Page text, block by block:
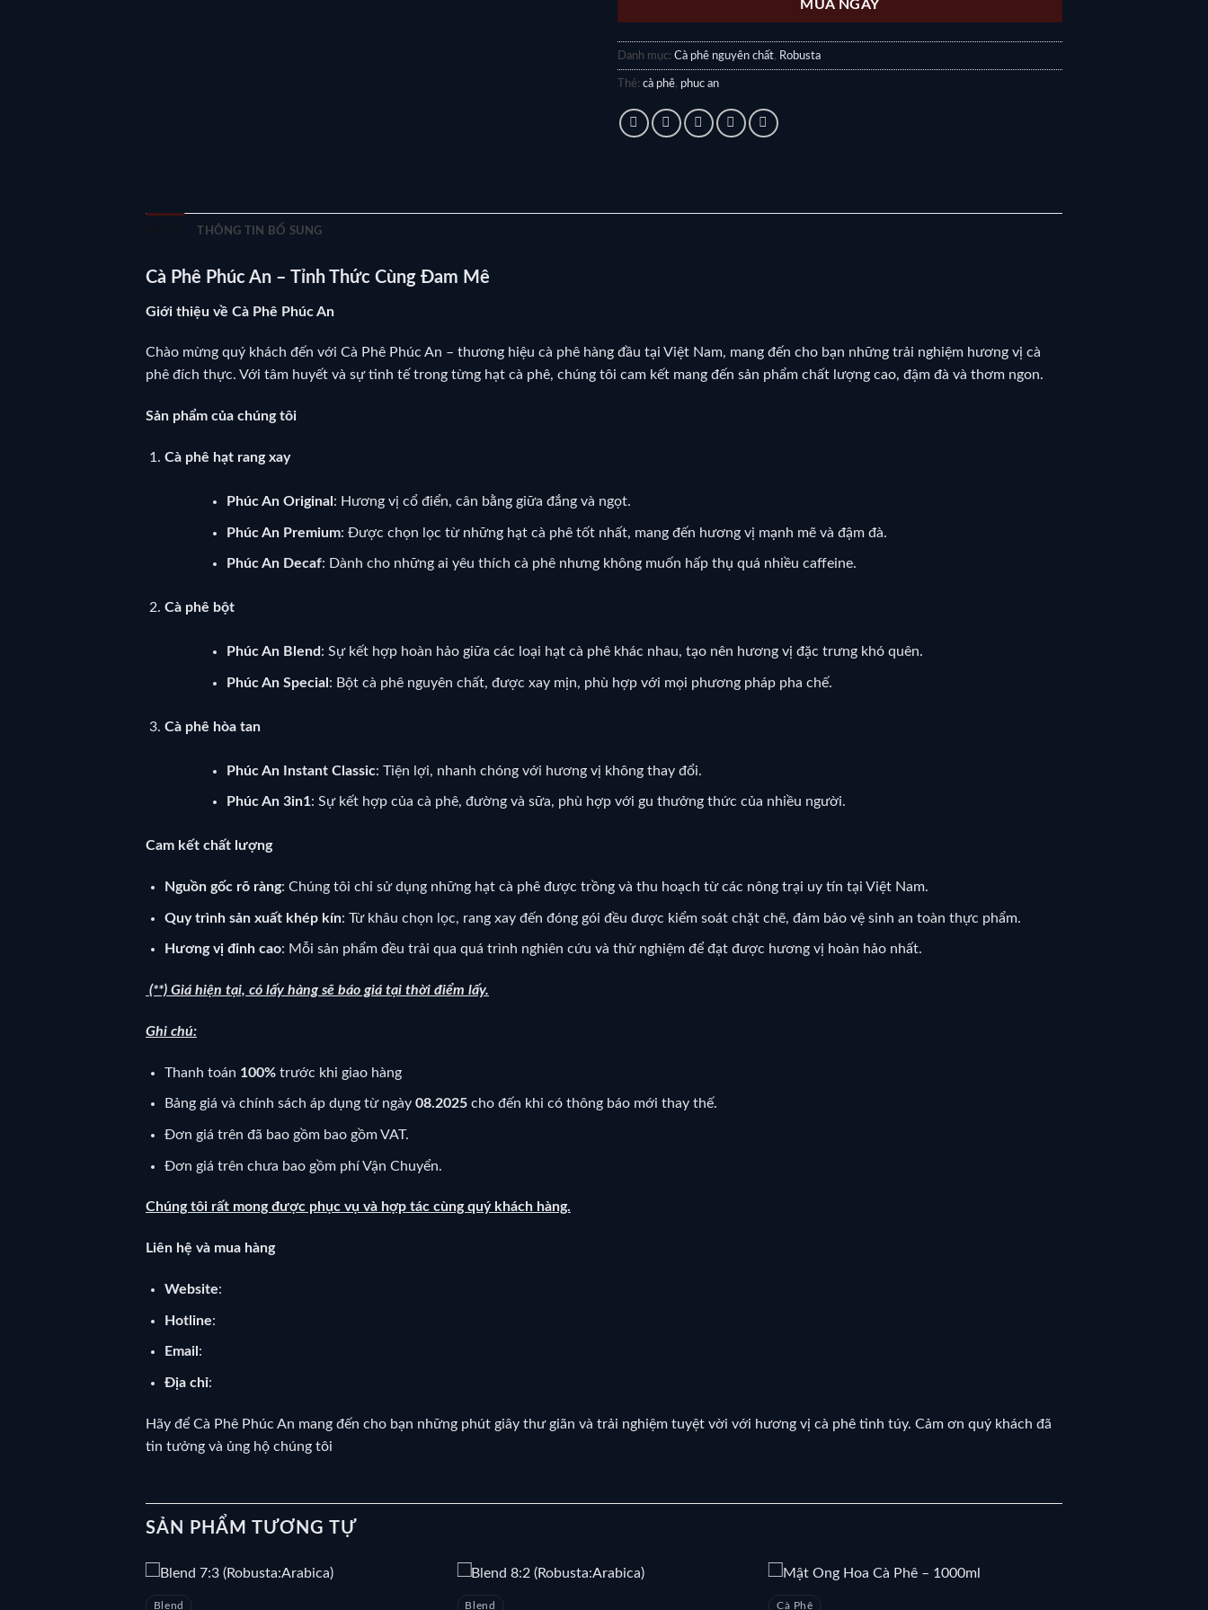
MUA NGAY
Danh mục: Cà phê nguyên chất, Robusta
Thẻ: cà phê, phuc an
THÔNG TIN BỔ SUNG
Cà Phê Phúc An – Tỉnh Thức Cùng Đam Mê
Giới thiệu về Cà Phê Phúc An
Chào mừng quý khách đến với Cà Phê Phúc An – thương hiệu cà phê hàng đầu tại Việt Nam, mang đến cho bạn những trải nghiệm hương vị cà
phê đích thực. Với tâm huyết và sự tinh tế trong từng hạt cà phê, chúng tôi cam kết mang đến sản phẩm chất lượng cao, đậm đà và thơm ngon.
Sản phẩm của chúng tôi
Cà phê hạt rang xay
Phúc An Original : Hương vị cổ điển, cân bằng giữa đắng và ngọt.
Phúc An Premium: Được chọn lọc từ những hạt cà phê tốt nhất, mang đến hương vị mạnh mẽ và đậm đà.
Phúc An Decaf: Dành cho những ai yêu thích cà phê nhưng không muốn hấp thụ quá nhiều caffeine.
Cà phê bột
Phúc An Blend: Sự kết hợp hoàn hảo giữa các loại hạt cà phê khác nhau, tạo nên hương vị đặc trưng khó quên.
Phúc An Special : Bột cà phê nguyên chất, được xay mịn, phù hợp với mọi phương pháp pha chế.
Cà phê hòa tan
Phúc An Instant Classic: Tiện lợi, nhanh chóng với hương vị không thay đổi.
Phúc An 3in1: Sự kết hợp của cà phê, đường và sữa, phù hợp với gu thưởng thức của nhiều người.
Cam kết chất lượng
Nguồn gốc rõ ràng: Chúng tôi chỉ sử dụng những hạt cà phê được trồng và thu hoạch từ các nông trại uy tín tại Việt Nam.
Quy trình sản xuất khép kín: Từ khâu chọn lọc, rang xay đến đóng gói đều được kiểm soát chặt chẽ, đảm bảo vệ sinh an toàn thực phẩm.
Hương vị đỉnh cao: Mỗi sản phẩm đều trải qua quá trình nghiên cứu và thử nghiệm để đạt được hương vị hoàn hảo nhất.
(**) Giá hiện tại, có lấy hàng sẽ báo giá tại thời điểm lấy.
Ghi chú:
Thanh toán 100%trước khi giao hàng
Bảng giá và chính sách áp dụng từ ngày 08.2025cho đến khi có thông báo mới thay thế.
Đơn giá trên đã bao gồm bao gồm VAT.
Đơn giá trên chưa bao gồm phí Vận Chuyển.
Chúng tôi rất mong được phục vụ và hợp tác cùng quý khách hàng.
Liên hệ và mua hàng
Website:
Hotline:
Email :
Địa chỉ:
Hãy để Cà Phê Phúc An mang đến cho bạn những phút giây thư giãn và trải nghiệm tuyệt vời với hương vị cà phê tinh túy. Cảm ơn quý khách đã
tin tưởng và ủng hộ chúng tôi
SẢN PHẨM TƯƠNG TỰ
Blend Blend Cà Phê